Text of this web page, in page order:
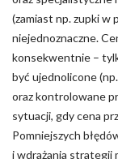
(zamiast np. zupki w
niejednoznaczne.
konsekwentnie –
być ujednolicone
oraz kontrolowane
sytuacji, gdy cena
Pomniejszych
i wdrażania strategii